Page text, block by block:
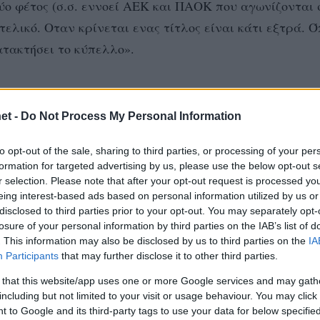
- Do Not Process My Personal Information
opt-out of the sale, sharing to third parties, or processing of your
for targeted advertising by us, please use the below opt-out
selection. Please note that after your opt-out request is processed
interest-based ads based on personal information utilized by us
to third parties prior to your opt-out. You may separately
of your personal information by third parties on the IAB’s list of
This information may also be disclosed by us to third parties on the
Participants that may further disclose it to other third parties.
that this website/app uses one or more Google services and may
but not limited to your visit or usage behaviour. You may
to Google and its third-party tags to use your data for below
φέτος (σ.σ. εννοεί ΑΕΚ και ΠΑΟΚ που αγωνίζονται
Οταν κρίνεται ενας τίτλος είναι κάτι εξτρά.
το κύπελλο».
«Είναι χαμόγελο προσδοκίας και χαράς. Ανυπομονώ
ειχα άγχος για το αν μπορώ να βοηθήσω.
τις οδηγίες του προπονητή. Ολα τα στοιχεία
έχουμε και ηρεμία. Το τρίπτυχο σερβίς-μπλοκ-
δεν παιζει ρολο που ηττηθήκαμε στη σεζόν από
όλες τις ομάδες. Από την πρώτη έως την
Εχουμε γυρίσει σελίδα, εχει δρόμο ακόμα
του Α.Ο. Θήρας Βλάντιμιρ Βάσοβιτς δήλωσε:
τους. Θέλαμε την πρόκριση. Κάναμε πολλά
ομάδα. Αλλά καταλαβαίνω πως στα λάθη
καλή υποδοχή. Είναι πολύ έμπειρες παίκτριες,